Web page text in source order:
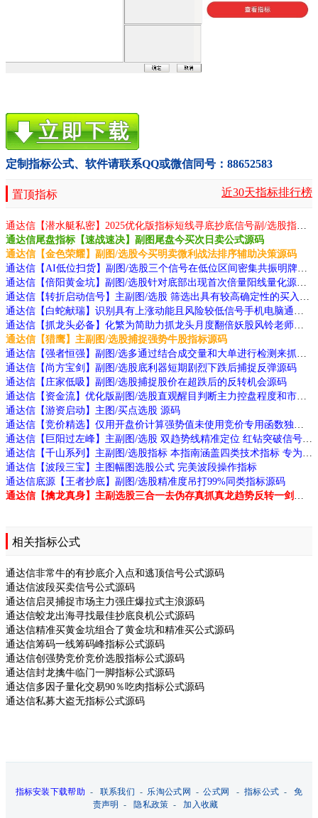
定制指标公式、软件请联系QQ或微信同号：88652583
置顶指标 近30天指标排行榜
通达信【潜水艇私密】2025优化版指标短线寻底抄底信号副/选股指标无未来函数手机电脑通用源码
通达信尾盘指标【速战速决】副图尾盘今买次日卖公式源码
通达信【金色荣耀】副图/选股今买明卖微利战法排序辅助决策源码
通达信【AI低位扫货】副图/选股三个信号在低位区间密集共振明牌底部源码
通达信【倍阳黄金坑】副图/选股针对底部出现首次倍量阳线量化源码
通达信【转折启动信号】主副图/选股 筛选出具有较高确定性的买入信号指标源码
通达信【白蛇献瑞】识别具有上涨动能且风险较低信号手机电脑通用源码
通达信【抓龙头必备】化繁为简助力抓龙头月度翻倍妖股风铃老师作品源码
通达信【猎鹰】主副图/选股捕捉强势牛股指标源码
通达信【强者恒强】副图/选多通过结合成交量和大单进行检测来抓大牛源码
通达信【尚方宝剑】副图/选股底利器短期剧烈下跌后捕捉反弹源码
通达信【庄家低吸】副图/选股捕捉股价在超跌后的反转机会源码
通达信【资金流】优化版副图/选股直观醒目判断主力控盘程度和市场强弱状态源码
通达信【游资启动】主图/买点选股 源码
通达信【竞价精选】仅用开盘价计算强势值未使用竞价专用函数独特选股技巧源码
通达信【巨阳过左峰】主副图/选股 双趋势线精准定位 红钻突破信号 高效交易源码
通达信【千山系列】主副图/选股指标 本指南涵盖四类技术指标 专为捕捉强势股及主力动向设计
通达信【波段三宝】主图幅图选股公式 完美波段操作指标
通达信底源【王者抄底】副图/选股精准度吊打99%同类指标源码
通达信【擒龙真身】主副选股三合一去伪存真抓真龙趋势反转一剑封喉源码
相关指标公式
通达信非常牛的有抄底介入点和逃顶信号公式源码
通达信波段买卖信号公式源码
通达信启灵捕捉市场主力强庄爆拉式主浪源码
通达信蛟龙出海寻找最佳抄底良机公式源码
通达信精准买黄金坑组合了黄金坑和精准买公式源码
通达信筹码一线筹码峰指标公式源码
通达信创强势竞价竞价选股指标公式源码
通达信封龙擒牛临门一脚指标公式源码
通达信多因子量化交易90％吃肉指标公式源码
通达信私募大盗无指标公式源码
指标安装下载帮助 - 联系我们 - 乐淘公式网 -公式网 -指标公式 -免
责声明
- 隐私政策 -加入收藏